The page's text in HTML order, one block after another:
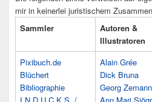
mir in keinerlei juristischem
Sammler
Autoren &
Illustratoren
Pixibuch.de
Blüchert
Bibliographie
Alain Grée
Dick Bruna
Georg Zemann